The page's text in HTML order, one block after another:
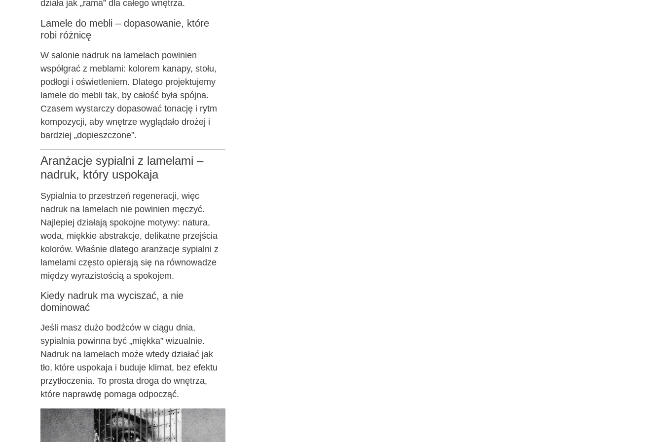
działa jak „rama” dla całego wnętrza.
Lamele do mebli – dopasowanie, które
robi różnicę
W salonie nadruk na lamelach powinien
współgrać z meblami: kolorem kanapy, stołu,
podłogi i oświetleniem. Dlatego projektujemy
lamele do mebli tak, by całość była spójna.
Czasem wystarczy dopasować tonację i rytm
kompozycji, aby wnętrze wyglądało drożej i
bardziej „dopieszczone”.
Aranżacje sypialni z lamelami –
nadruk, który uspokaja
Sypialnia to przestrzeń regeneracji, więc
nadruk na lamelach nie powinien męczyć.
Najlepiej działają spokojne motywy: natura,
woda, miękkie abstrakcje, delikatne przejścia
kolorów. Właśnie dlatego aranżacje sypialni z
lamelami często opierają się na równowadze
między wyrazistością a spokojem.
Kiedy nadruk ma wyciszać, a nie
dominować
Jeśli masz dużo bodźców w ciągu dnia,
sypialnia powinna być „miękka” wizualnie.
Nadruk na lamelach może wtedy działać jak
tło, które uspokaja i buduje klimat, bez efektu
przytłoczenia. To prosta droga do wnętrza,
które naprawdę pomaga odpocząć.